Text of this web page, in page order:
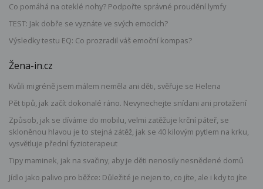
Co pomáhá na oteklé nohy? Podpořte správné proudění lymfy
TEST: Jak dobře se vyznáte ve svých emocích?
Výsledky testu EQ: Co prozradil váš emoční kompas?
Žena-in.cz
Kvůli migréně jsem málem neměla ani děti, svěřuje se Helena
Pět tipů, jak začít dokonalé ráno. Nevynechejte snídani ani protažení
Způsob, jak se díváme do mobilu, velmi zatěžuje krční páteř, se
skloněnou hlavou je to stejná zátěž, jak se 40 kilovým pytlem na krku,
vysvětluje přední fyzioterapeut
Tipy maminek, jak na svačiny, aby je děti nenosily nesnědené domů
Jídlo jako palivo pro běžce: Důležité je nejen to, co jíte, ale i kdy to jíte